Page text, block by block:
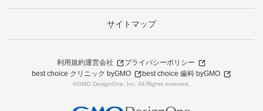
サイトマップ
利用規約運営会社
プライバシーポリシー
best choice クリニック byGMO
best choice 歯科 byGMO
©GMO DesignOne, Inc. All Rights reserved.